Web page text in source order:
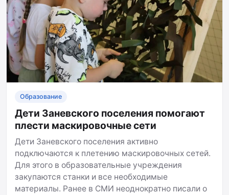
Образование
Дети Заневского поселения помогают
плести маскировочные сети
Дети Заневского поселения активно
подключаются к плетению маскировочных сетей.
Для этого в образовательные учреждения
закупаются станки и все необходимые
материалы. Ранее в СМИ неоднократно писали о